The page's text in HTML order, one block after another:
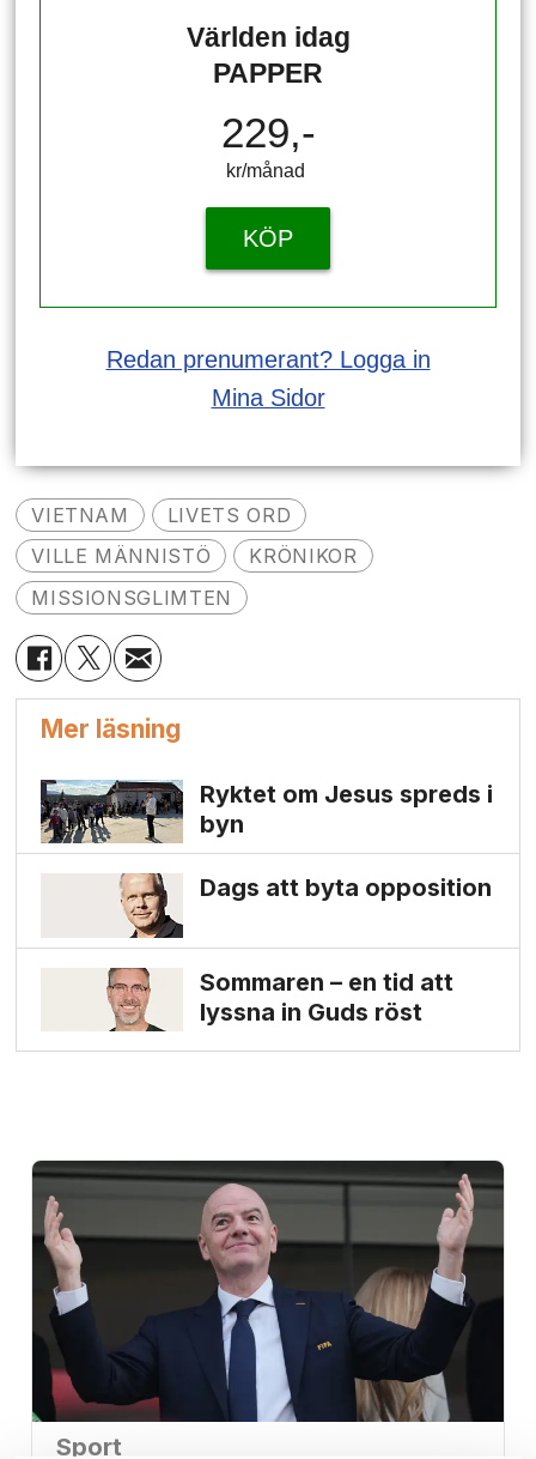
Världen idag
PAPPER
229,-
kr/månad ​​​​​​
KÖP
Redan prenumerant? Logga in
Mina Sidor
VIETNAM
LIVETS ORD
VILLE MÄNNISTÖ
KRÖNIKOR
MISSIONSGLIMTEN
Mer läsning
Ryktet om Jesus spreds i
byn
Dags att byta opposition
Sommaren – en tid att
lyssna in Guds röst
Sport